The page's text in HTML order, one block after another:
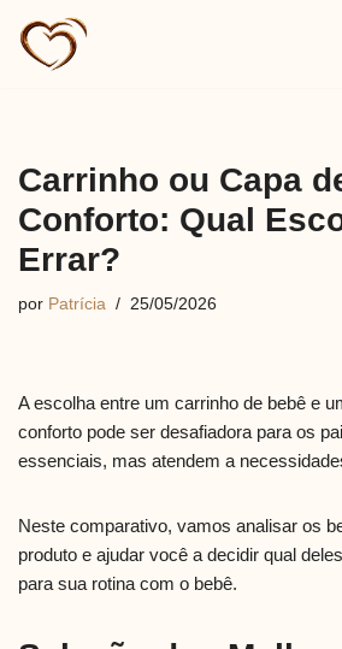
Pular
Carrinho ou Capa
Conforto: Qual
Errar?
por Patrícia 25/05/2026
A escolha entre um carrinho de bebê e
conforto pode ser desafiadora para os
essenciais, mas atendem a
Neste comparativo, vamos analisar os
produto e ajudar você a decidir qual
para sua rotina com o bebê.